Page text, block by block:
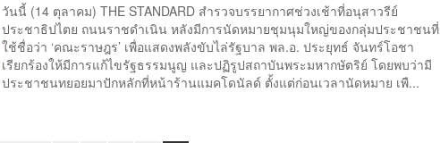
วันนี้ (14 ตุลาคม) THE STANDARD สำรวจบรรยากาศช่วงเช้าที่อนุสาวรีย์
ประชาธิปไตย ถนนราชดำเนิน หลังมีการนัดหมายชุมนุมใหญ่ของกลุ่มประชาชนที่
ใช้ชื่อว่า ‘คณะราษฎร’ เพื่อแสดงพลังขับไล่รัฐบาล พล.อ. ประยุทธ์ จันทร์โอชา
เรียกร้องให้มีการแก้ไขรัฐธรรมนูญ และปฏิรูปสถาบันพระมหากษัตริย์ โดยพบว่ามี
ประชาชนทยอยมาปักหลักที่หน้าร้านแมคโดนัลด์ ตั้งแต่ก่อนเวลานัดหมาย เพื...